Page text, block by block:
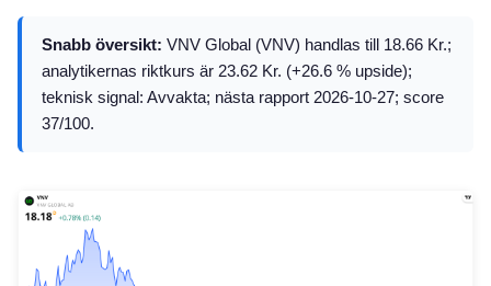
Snabb översikt: VNV Global (VNV) handlas till 18.66 Kr.;
analytikernas riktkurs är 23.62 Kr. (+26.6 % upside);
teknisk signal: Avvakta; nästa rapport 2026-10-27; score
37/100.